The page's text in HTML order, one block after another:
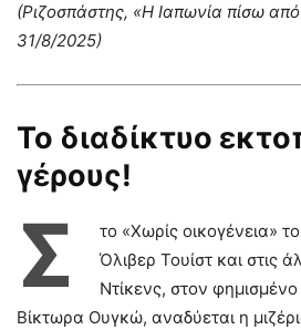
(Ριζοσπάστης, «Η Ιαπωνία πίσω
31/8/2025)
Το διαδίκτυο
γέρους!
Σ
το «Χωρίς οικογένεια»
Όλιβερ Τουίστ και στις
Ντίκενς, στον
Βίκτωρα Ουγκώ, αναδύεται η